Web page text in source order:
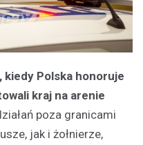
Polska honoruje
kraj na arenie
poza granicami
jak i żołnierze,